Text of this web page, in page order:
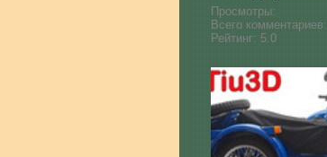
Просмотры:
Всего комментариев:
Рейтинг: 5.0